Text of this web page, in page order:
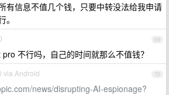
有信息不值几个钱，只要中转没法给我申请
69
不行吗，自己的时间就那么不值钱？
70
via Android
news/disrupting-AI-espionage?